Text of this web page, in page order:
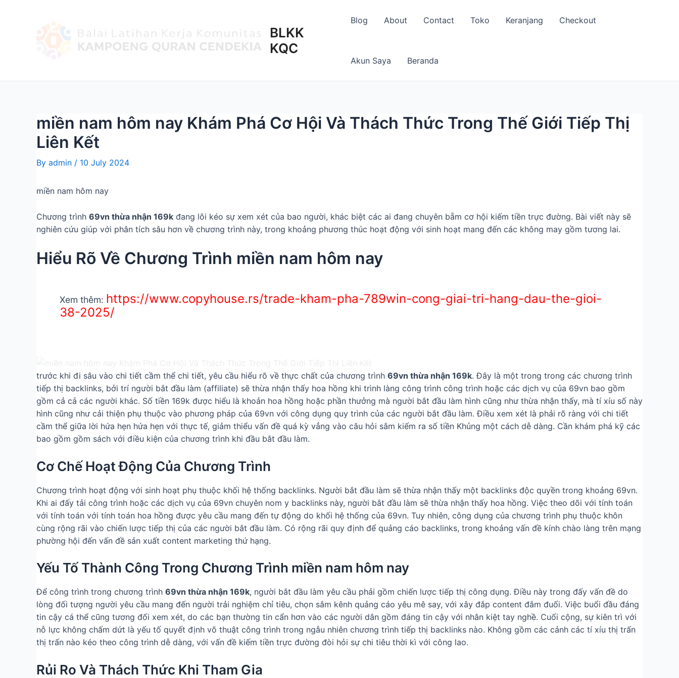
BLKK
KQC
Blog About Contact Toko Keranjang Checkout
Akun Saya Beranda
miền nam hôm nay Khám Phá Cơ Hội Và Thách Thức Trong Thế Giới Tiếp Thị
Liên Kết
By admin / 10 July 2024
miền nam hôm nay
Chương trình 69vn thừa nhận 169k đang lôi kéo sự xem xét của bao người, khác biệt các ai đang chuyên bẵm cơ hội kiếm tiền trực đường. Bài viết này sẽ
nghiên cứu giúp với phân tích sâu hơn về chương trình này, trong khoảng phương thúc hoạt động với sinh hoạt mang đến các không may gồm tương lai.
Hiểu Rõ Về Chương Trình miền nam hôm nay
Xem thêm: https://www.copyhouse.rs/trade-kham-pha-789win-cong-giai-tri-hang-dau-the-gioi-
38-2025/
trước khi đi sâu vào chi tiết cầm thể chi tiết, yêu cầu hiểu rõ về thực chất của chương trình 69vn thừa nhận 169k. Đây là một trong trong các chương trình
tiếp thị backlinks, bởi trí người bắt đầu làm (affiliate) sẽ thừa nhận thấy hoa hồng khi trình làng công trình công trình hoặc các dịch vụ của 69vn bao gồm
gồm cả cả các người khác. Số tiền 169k được hiểu là khoản hoa hồng hoặc phần thưởng mà người bắt đầu làm hình cũng như thừa nhận thấy, mà tí xíu số này
hình cũng như cải thiện phụ thuộc vào phương pháp của 69vn với công dụng quy trình của các người bắt đầu làm. Điều xem xét là phải rõ ràng với chi tiết
cầm thể giữa lời hứa hẹn hứa hẹn với thực tế, giảm thiểu vấn đề quá kỳ vẳng vào câu hỏi sắm kiếm ra số tiền Khủng một cách dễ dàng. Cần khám phá kỹ các
bao gồm gồm sách với điều kiện của chương trình khi đầu bắt đầu làm.
Cơ Chế Hoạt Động Của Chương Trình
Chương trình hoạt động với sinh hoạt phụ thuộc khối hệ thống backlinks. Người bắt đầu làm sẽ thừa nhận thấy một backlinks độc quyền trong khoảng 69vn.
Khi ai đấy tải công trình hoặc các dịch vụ của 69vn chuyên nom y backlinks này, người bắt đầu làm sẽ thừa nhận thấy hoa hồng. Việc theo dõi với tính toán
với tính toán với tính toán hoa hồng được yêu cầu mang đến tự động do khối hệ thống của 69vn. Tuy nhiên, công dụng của chương trình phụ thuộc khôn
cùng rộng rãi vào chiến lược tiếp thị của các người bắt đầu làm. Có rộng rãi quy định để quảng cáo backlinks, trong khoảng vấn đề kính chào làng trên mạng
phường hội đến vấn đề sản xuất content marketing thứ hạng.
Yếu Tố Thành Công Trong Chương Trình miền nam hôm nay
Để công trình trong chương trình 69vn thừa nhận 169k, người bắt đầu làm yêu cầu phải gồm chiến lược tiếp thị công dụng. Điều này trong đấy vấn đề do
lòng đối tượng người yêu cầu mang đến người trải nghiệm chỉ tiêu, chọn sắm kênh quảng cáo yêu mê say, với xây đắp content đắm đuối. Việc buổi đầu đáng
tin cậy cá thể cũng tương đối xem xét, do các bạn thường tin cẩn hơn vào các người dân gồm đáng tin cậy với nhân kiệt tay nghề. Cuối cộng, sự kiên trì với
nỗ lực không chấm dứt là yếu tố quyết định võ thuật công trình trong ngẫu nhiên chương trình tiếp thị backlinks nào. Không gồm các cảnh các tí xíu thị trấn
thị trấn nào kéo theo công trình dễ dàng, với vấn đề kiếm tiền trực đường đòi hỏi sự chi tiêu thời kì với công lao.
Rủi Ro Và Thách Thức Khi Tham Gia